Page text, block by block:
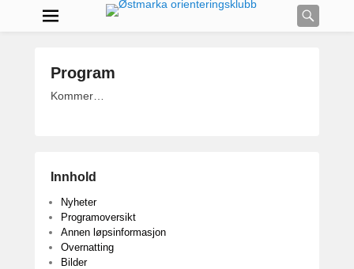
Program
P
d
o
n
s
e
Kommer…
Innhold
Nyheter
Programoversikt
Annen løpsinformasjon
Overnatting
Bilder